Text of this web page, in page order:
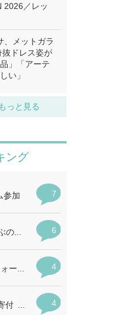
2026／レッ
、メットガラ
抜ドレス姿が
」「アーテ
い」
っと見る